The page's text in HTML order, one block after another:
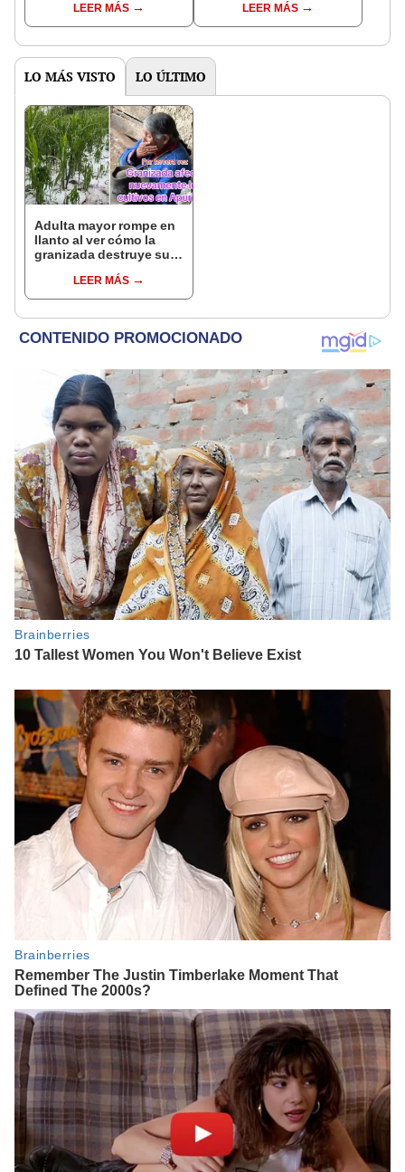
"Mi amor nació por la
gastronomía"
LEER MÁS
llegar a cobrar por 1.000
vistas
LEER MÁS
LO MÁS VISTO LO ÚLTIMO
Adulta mayor rompe en
llanto al ver cómo la
granizada destruye su
la vida del agricultor"
LEER MÁS